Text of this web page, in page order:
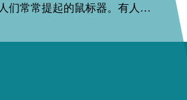
们常常提起的鼠标器。有人…